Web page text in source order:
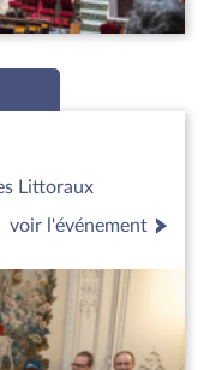
Littoraux
voir l'événement